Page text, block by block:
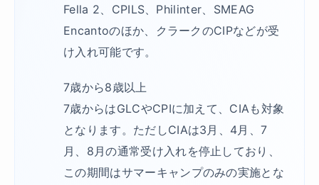
Fella 2、CPILS、Philinter、SMEAG
Encantoのほか、クラークのCIPなどが受
け入れ可能です。
7歳から8歳以上
7歳からはGLCやCPIに加えて、CIAも対象
となります。ただしCIAは3月、4月、7
月、8月の通常受け入れを停止しており、
この期間はサマーキャンプのみの実施とな